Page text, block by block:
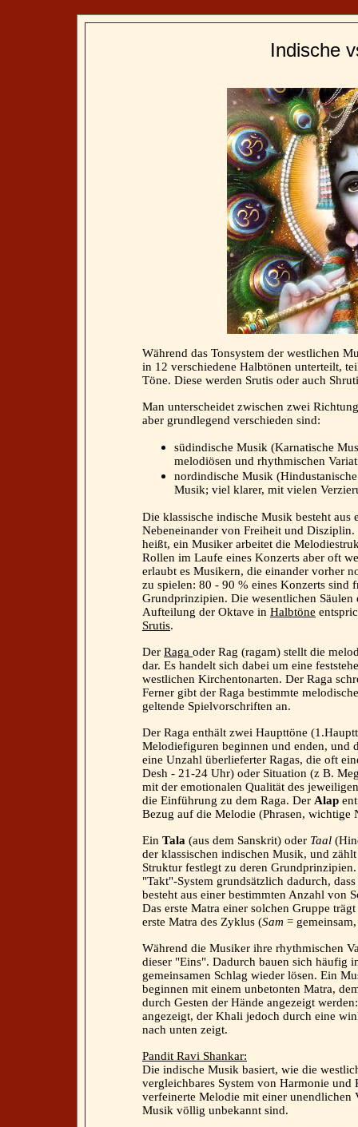
Indische
Während das Tonsystem der westlichen
in 12 verschiedene Halbtönen unterteilt,
Töne. Diese werden Srutis oder auch
Man unterscheidet zwischen zwei
aber grundlegend verschieden sind:
südindische Musik (Karnatische
melodiösen und rhythmischen
nordindische Musik (
Musik; viel klarer, mit vielen
Die klassische indische Musik besteht
Nebeneinander von Freiheit und
heißt, ein Musiker arbeitet die
Rollen im Laufe eines Konzerts aber oft
erlaubt es Musikern, die einander vorher
zu spielen: 80 - 90 % eines Konzerts sind
Grundprinzipien. Die wesentlichen
Aufteilung der Oktave in Halbtöne
Srutis.
Der Raga oder Rag (ragam) stellt die
dar. Es handelt sich dabei um eine
westlichen Kirchentonarten. Der Raga
Ferner gibt der Raga bestimmte melodische
geltende Spielvorschriften an.
Der Raga enthält zwei Haupttöne
Melodiefiguren beginnen und enden, und
eine Unzahl überlieferter Ragas, die oft
Desh - 21-24 Uhr) oder Situation (z B.
mit der emotionalen Qualität des
die Einführung zu dem Raga. Der Alap
Bezug auf die Melodie (Phrasen, wichtige
Ein Tala (aus dem Sanskrit) oder Taal
der klassischen indischen Musik, und
Struktur festlegt zu deren
"Takt"-System grundsätzlich dadurch,
besteht aus einer bestimmten Anzahl von
Das erste Matra einer solchen Gruppe
erste Matra des Zyklus (Sam =
Während die Musiker ihre rhythmischen
dieser "Eins". Dadurch bauen sich häufig
gemeinsamen Schlag wieder lösen. Ein
beginnen mit einem unbetonten Matra,
durch Gesten der Hände angezeigt
angezeigt, der Khali jedoch durch eine
nach unten zeigt.
Pandit Ravi Shankar:
Die indische Musik basiert, wie die
vergleichbares System von Harmonie
verfeinerte Melodie mit einer
Musik völlig unbekannt sind.